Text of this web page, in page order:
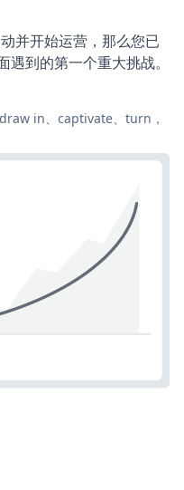
并开始运营，那么您已
到的第一个重大挑战。
in、captivate、turn，